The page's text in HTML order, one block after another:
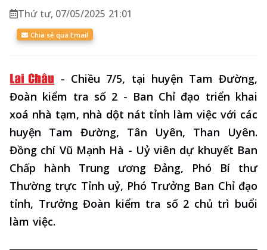
Thứ tư, 07/05/2025 21:01
Chia sẻ qua Email
- Chiều 7/5, tại huyện Tam Đường,
Đoàn kiểm tra số 2 - Ban Chỉ đạo triển khai
xoá nhà tạm, nhà dột nát tỉnh làm việc với các
huyện Tam Đường, Tân Uyên, Than Uyên.
Đồng chí Vũ Mạnh Hà - Uỷ viên dự khuyết Ban
Chấp hành Trung ương Đảng, Phó Bí thư
Thường trực Tỉnh uỷ, Phó Trưởng Ban Chỉ đạo
tỉnh, Trưởng Đoàn kiểm tra số 2 chủ trì buổi
làm việc.